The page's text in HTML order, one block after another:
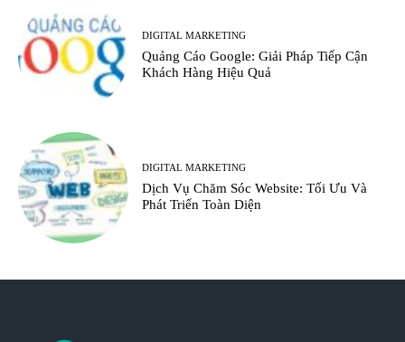
DIGITAL MARKETING
Quảng Cáo Google: Giải Pháp Tiếp Cận
Khách Hàng Hiệu Quả
DIGITAL MARKETING
Dịch Vụ Chăm Sóc Website: Tối Ưu Và
Phát Triển Toàn Diện